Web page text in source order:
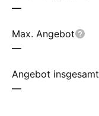
—
Max. Angebot
—
Angebot insgesamt
—